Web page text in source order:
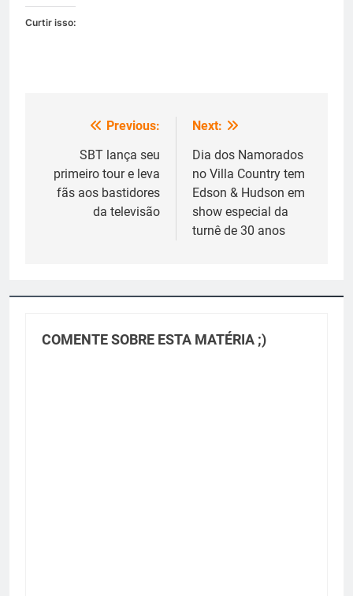
Curtir isso:
Navegação
Post
Previous:
SBT lança seu
primeiro tour e leva
fãs aos bastidores
da televisão
Next:
Dia dos Namorados
no Villa Country tem
Edson & Hudson em
show especial da
turnê de 30 anos
COMENTE SOBRE ESTA MATÉRIA ;)